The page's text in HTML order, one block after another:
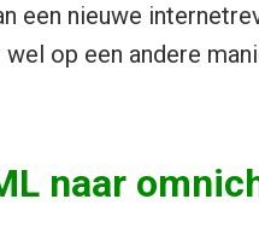
een nieuwe
op een andere
naar